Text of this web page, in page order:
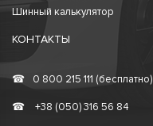
Шинный калькулятор
КОНТАКТЫ
☎ 0 800 215 111 (бесплатно)
☎ +38 (050) 316 56 84